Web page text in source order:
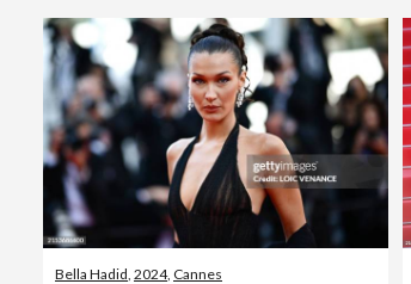
Bella Hadid 2024, Cannes